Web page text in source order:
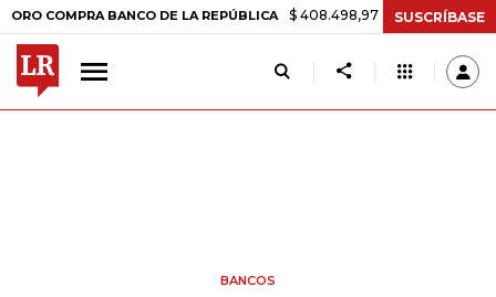
BANCO DE LA REPÚBLICA $ 408.498,97 +$ 8.753,81 +2,19%
SUSCRÍBASE
BANCOS